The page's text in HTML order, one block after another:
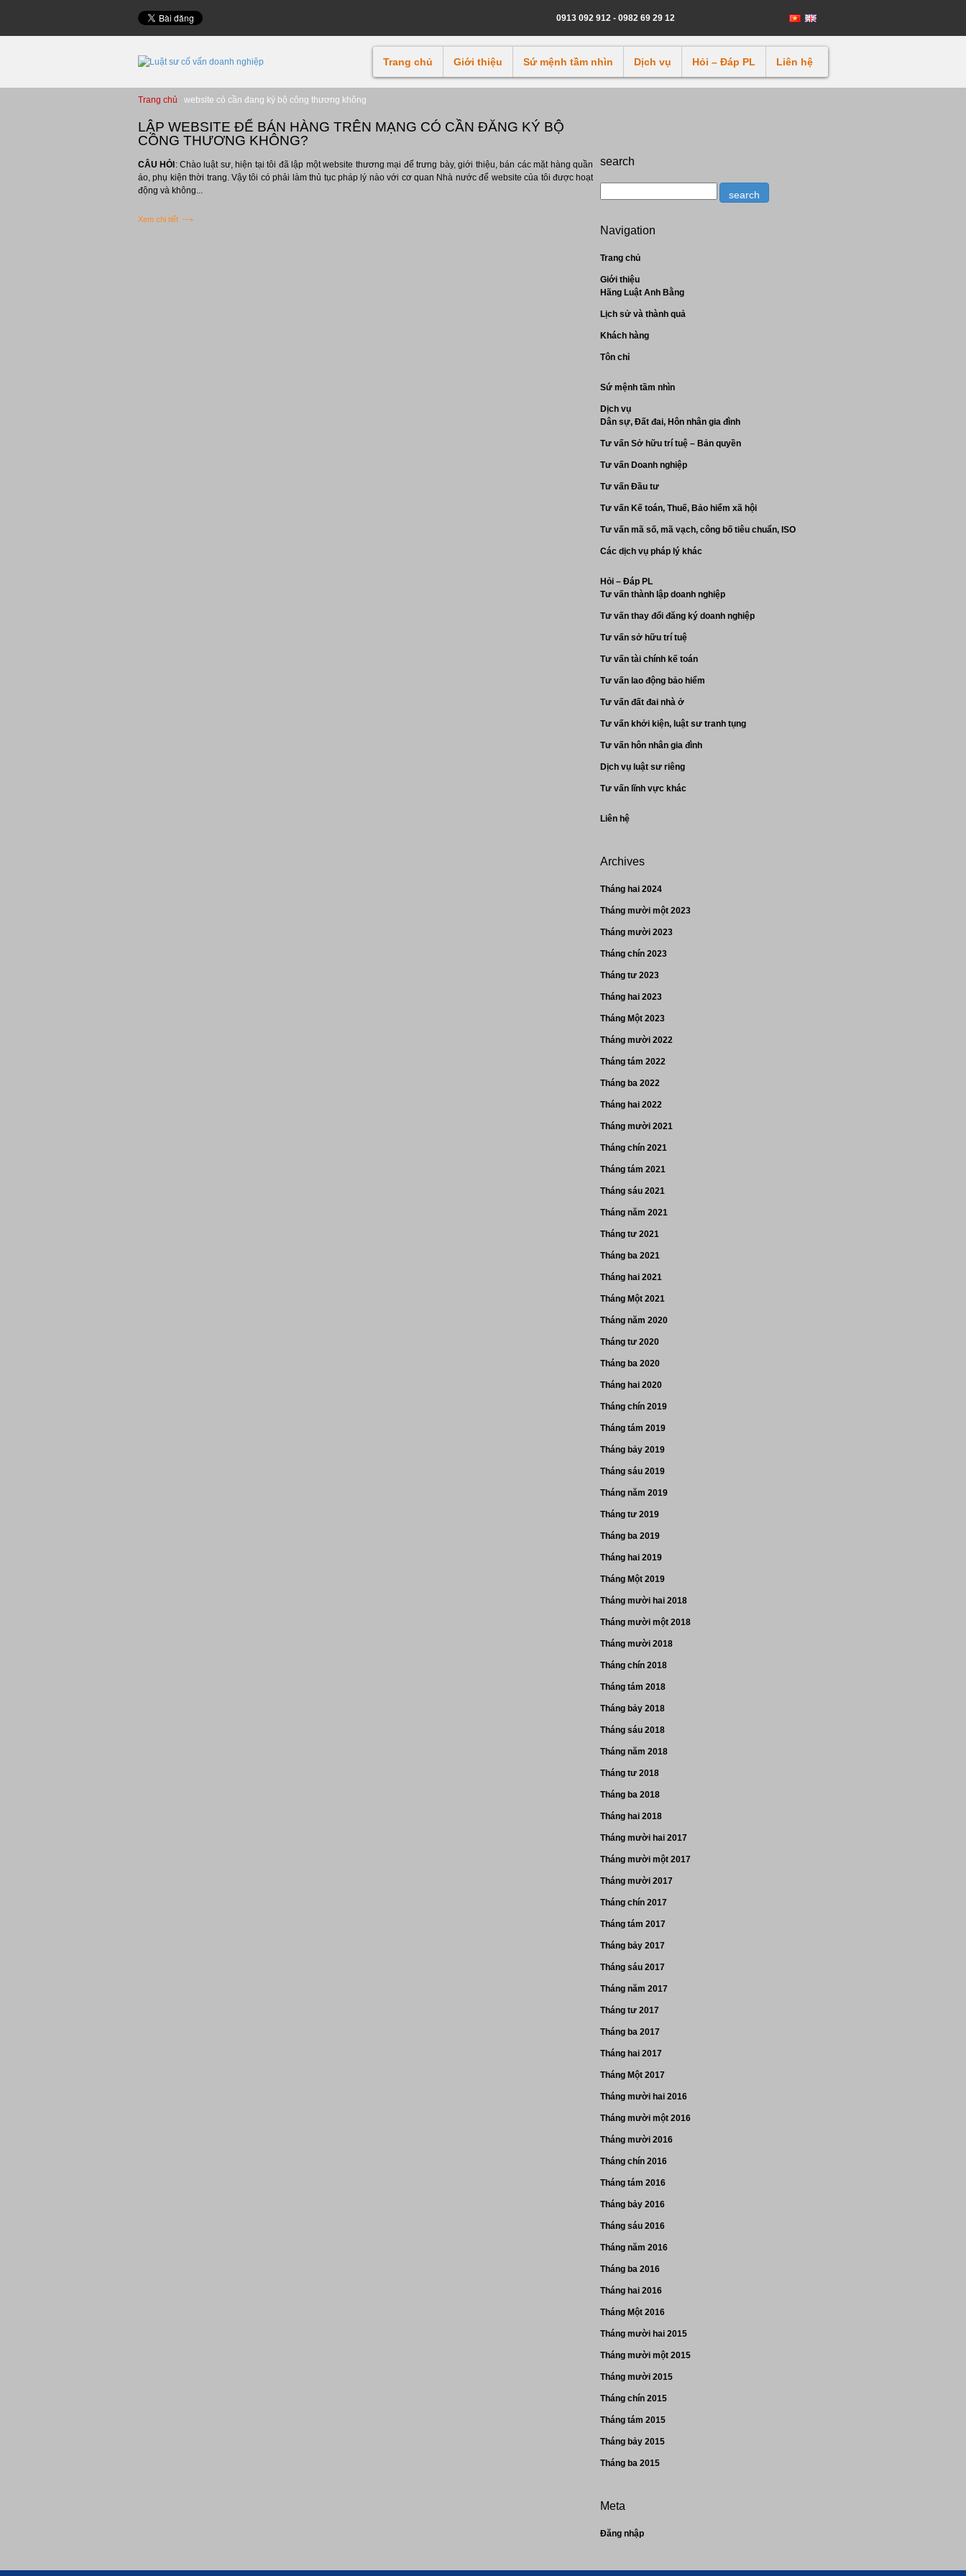
0913 092 912 - 0982 69 29 12
Trang chủ Giới thiệu Sứ mệnh tầm nhìn Dịch vụ Hỏi – Đáp PL Liên hệ
Trang chủ website có cần đang ký bộ công thương không
LẬP WEBSITE ĐỂ BÁN HÀNG TRÊN MẠNG CÓ CẦN ĐĂNG KÝ BỘ
CÔNG THƯƠNG KHÔNG?
CÂU HỎI : Chào luật sư, hiện tại tôi đã lập một website thương mại để trưng bày, giới thiệu, bán các mặt hàng quần
áo, phụ kiện thời trang. Vậy tôi có phải làm thủ tục pháp lý nào với cơ quan Nhà nước để website của tôi được hoạt
động và không...
Xem chi tiết
search
Navigation
Trang chủ
Giới thiệu
Hãng Luật Anh Bằng
Lịch sử và thành quả
Khách hàng
Tôn chỉ
Sứ mệnh tầm nhìn
Dịch vụ
Dân sự, Đất đai, Hôn nhân gia đình
Tư vấn Sở hữu trí tuệ – Bản quyền
Tư vấn Doanh nghiệp
Tư vấn Đầu tư
Tư vấn Kế toán, Thuế, Bảo hiểm xã hội
Tư vấn mã số, mã vạch, công bố tiêu chuẩn, ISO
Các dịch vụ pháp lý khác
Hỏi – Đáp PL
Tư vấn thành lập doanh nghiệp
Tư vấn thay đổi đăng ký doanh nghiệp
Tư vấn sở hữu trí tuệ
Tư vấn tài chính kế toán
Tư vấn lao động bảo hiểm
Tư vấn đất đai nhà ở
Tư vấn khởi kiện, luật sư tranh tụng
Tư vấn hôn nhân gia đình
Dịch vụ luật sư riêng
Tư vấn lĩnh vực khác
Liên hệ
Archives
Tháng hai 2024
Tháng mười một 2023
Tháng mười 2023
Tháng chín 2023
Tháng tư 2023
Tháng hai 2023
Tháng Một 2023
Tháng mười 2022
Tháng tám 2022
Tháng ba 2022
Tháng hai 2022
Tháng mười 2021
Tháng chín 2021
Tháng tám 2021
Tháng sáu 2021
Tháng năm 2021
Tháng tư 2021
Tháng ba 2021
Tháng hai 2021
Tháng Một 2021
Tháng năm 2020
Tháng tư 2020
Tháng ba 2020
Tháng hai 2020
Tháng chín 2019
Tháng tám 2019
Tháng bảy 2019
Tháng sáu 2019
Tháng năm 2019
Tháng tư 2019
Tháng ba 2019
Tháng hai 2019
Tháng Một 2019
Tháng mười hai 2018
Tháng mười một 2018
Tháng mười 2018
Tháng chín 2018
Tháng tám 2018
Tháng bảy 2018
Tháng sáu 2018
Tháng năm 2018
Tháng tư 2018
Tháng ba 2018
Tháng hai 2018
Tháng mười hai 2017
Tháng mười một 2017
Tháng mười 2017
Tháng chín 2017
Tháng tám 2017
Tháng bảy 2017
Tháng sáu 2017
Tháng năm 2017
Tháng tư 2017
Tháng ba 2017
Tháng hai 2017
Tháng Một 2017
Tháng mười hai 2016
Tháng mười một 2016
Tháng mười 2016
Tháng chín 2016
Tháng tám 2016
Tháng bảy 2016
Tháng sáu 2016
Tháng năm 2016
Tháng ba 2016
Tháng hai 2016
Tháng Một 2016
Tháng mười hai 2015
Tháng mười một 2015
Tháng mười 2015
Tháng chín 2015
Tháng tám 2015
Tháng bảy 2015
Tháng ba 2015
Meta
Đăng nhập